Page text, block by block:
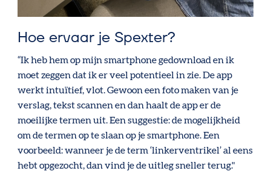
Hoe ervaar je Spexter?
“Ik heb hem op mijn smartphone gedownload en ik
moet zeggen dat ik er veel potentieel in zie. De app
werkt intuïtief, vlot. Gewoon een foto maken van je
verslag, tekst scannen en dan haalt de app er de
moeilijke termen uit. Een suggestie: de mogelijkheid
om de termen op te slaan op je smartphone. Een
voorbeeld: wanneer je de term ‘linkerventrikel’ al eens
hebt opgezocht, dan vind je de uitleg sneller terug."